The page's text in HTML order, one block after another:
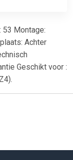
53 Montage:
Achter
Geschikt voor :